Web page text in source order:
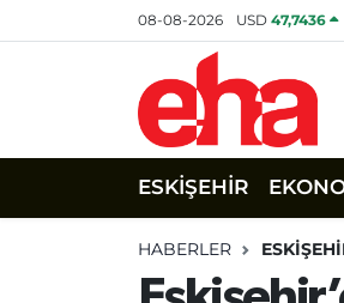
08-08-2026 USD47,7436
ESKİŞEHİR
HABERLER